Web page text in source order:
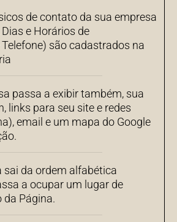
de contato da sua empresa
e Horários de
são cadastrados na
passa a exibir também, sua
links para seu site e redes
email e um mapa do Google
sai da ordem alfabética
a ocupar um lugar de
da Página.